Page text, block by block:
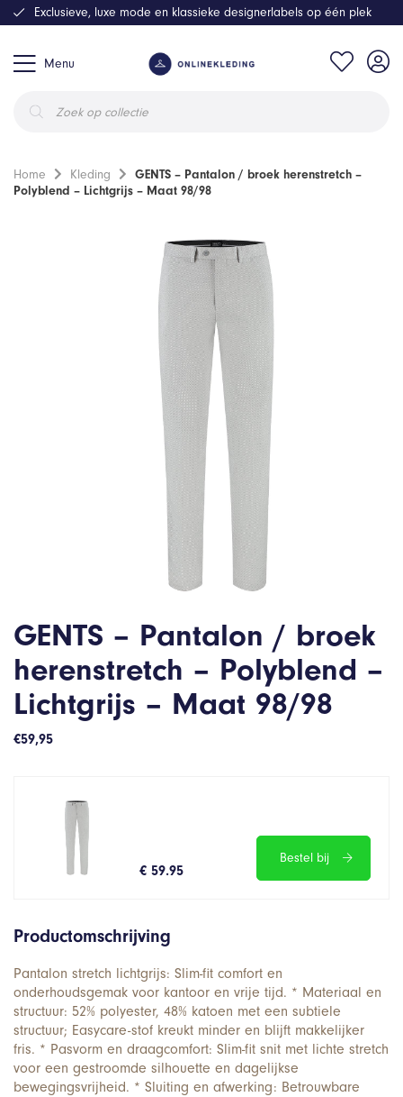
Menu
zoeken
Exclusieve, luxe mode en klassieke designerlabels op één plek
Home Kleding
GENTS – Pantalon / broek herenstretch –
Polyblend – Lichtgrijs – Maat 98/98
GENTS – Pantalon / broek
herenstretch – Polyblend –
Lichtgrijs – Maat 98/98
€59,95
€ 59.95
Bestel bij
Productomschrijving
Pantalon stretch lichtgrijs: Slim-fit comfort en
onderhoudsgemak voor kantoor en vrije tijd. * Materiaal en
structuur: 52% polyester, 48% katoen met een subtiele
structuur; Easycare-stof kreukt minder en blijft makkelijker
fris. * Pasvorm en draagcomfort: Slim-fit snit met lichte stretch
voor een gestroomde silhouette en dagelijkse
bewegingsvrijheid. * Sluiting en afwerking: Betrouwbare